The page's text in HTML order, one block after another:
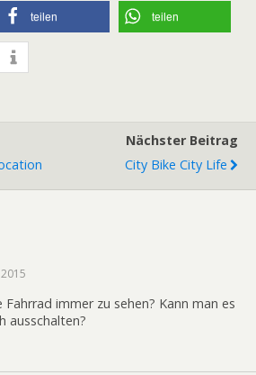
teilen teilen
Nächster Beitrag
City Bike City Life
Fahrrad immer zu sehen? Kann man es
ausschalten?